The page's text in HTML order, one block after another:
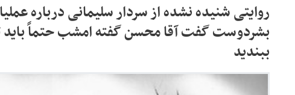
روایتی شنیده نشده از سردار سلیمانی درباره
بشردوست گفت آقا محسن گفته امشب حتماً باید
ببندید